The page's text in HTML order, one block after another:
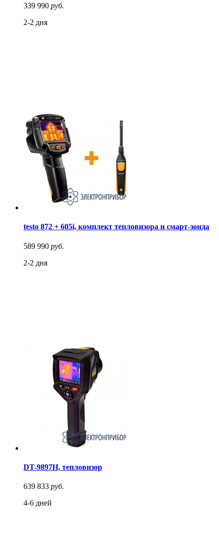
339 990 руб.
2-2 дня
testo 872 + 605i, комплект тепловизора и смарт-зонда
589 990 руб.
2-2 дня
DT-9897H, тепловизор
639 833 руб.
4-6 дней